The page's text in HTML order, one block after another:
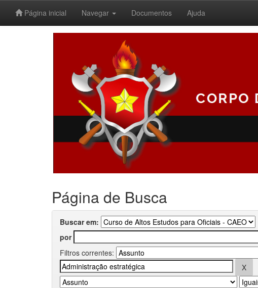
Página inicial Navegar Documentos Ajuda
Página de Busca
Buscar em:
por
Filtros correntes: